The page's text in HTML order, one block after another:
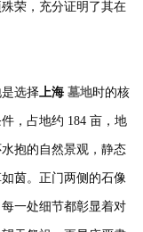
荣，充分证明了其在
选择上海 墓地时的核
，占地约 184 亩，地
抱的自然景观，静态
茵。正门两侧的石像
一处细节都彰显着对